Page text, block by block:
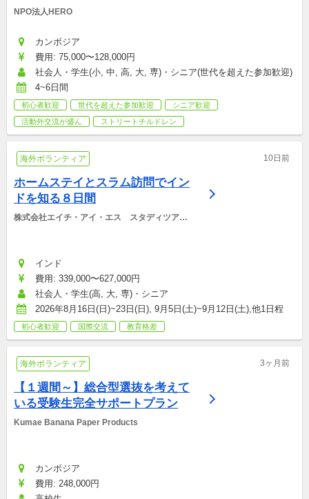
NPO法人HERO
カンボジア
費用: 75,000〜128,000円
社会人・学生(小, 中, 高, 大, 専)・シニア(世代を超えた参加歓迎)
4~6日間
初心者歓迎 世代を超えた参加歓迎
シニア歓迎
活動外交流が盛ん
ストリートチルドレン
海外ボランティア 10日前
ホームステイとスラム訪問でイン
ドを知る８日間
株式会社エイチ・アイ・エス　スタディツアー
インド
費用: 339,000〜627,000円
社会人・学生(高, 大, 専)・シニア
2026年8月16日(日)~23日(日), 9月5日(土)~9月12日(土),他1日程
初心者歓迎 国際交流 教育格差
海外ボランティア 3ヶ月前
【１週間～】総合型選抜を考えて
いる受験生完全サポートプラン
Kumae Banana Paper Products
カンボジア
費用: 248,000円